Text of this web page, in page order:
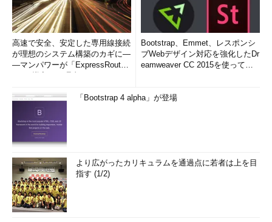
高速で安全、安定した専用線接続
が理想のシステム構築のカギに―
―マンパワーが「ExpressRout
Bootstrap、Emmet、レスポンシ
ブWebデザイン対応を強化したDr
eamweaver CC 2015を使って
「Bootstrap 4 alpha」が登場
より広がったカリキュラムを通過点に若者は上を目
指す (1/2)